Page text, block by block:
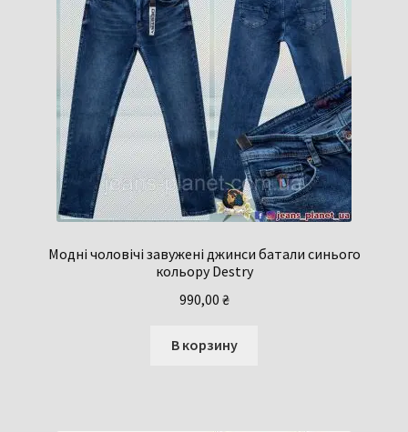
Модні чоловічі завужені джинси батали синього
кольору Destry
990,00 ₴
В корзину